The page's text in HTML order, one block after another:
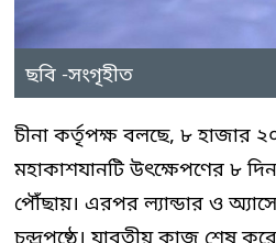
ছবি -সংগৃহীত
চীনা কর্তৃপক্ষ বলছে, ৮ হাজার
মহাকাশযানটি উৎক্ষেপণের ৮
পৌঁছায়। এরপর ল্যান্ডার ও